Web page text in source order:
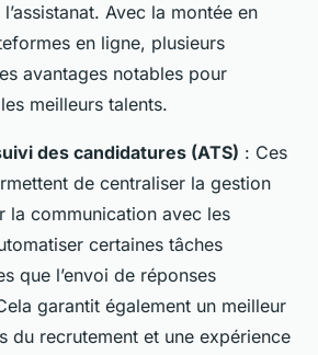
Avec la montée en
en ligne, plusieurs
avantages notables pour
meilleurs talents.
des candidatures (ATS) : Ces
de centraliser la gestion
la communication avec les
certaines tâches
que l’envoi de réponses
garantit également un meilleur
du recrutement et une expérience